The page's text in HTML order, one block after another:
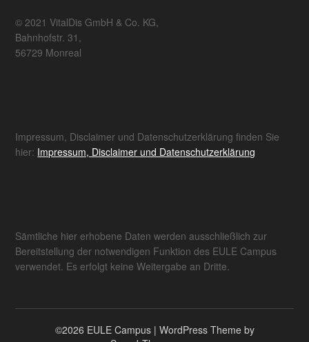
© 2021 VitalDis GmbH & Co. KG,
Bahnhofstr. 31,
56729 Monreal
Impressum, Disclaimer und Datenschutzerklärung finden Sie
hier: Impressum, Disclaimer und Datenschutzerklärung
Sämtliche hier erhobene Daten werden ausschließlich zur
Bereitstellung der notwendigen Funktion des EULE Campus
verwendet. Es erfolgt keine Weitergabe an Dritte.
©2026 EULE Campus | WordPress Theme by